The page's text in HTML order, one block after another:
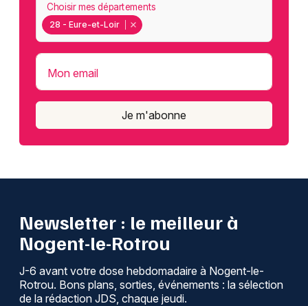
28 - Eure-et-Loir
Choisir mes départements
Mon email
Je m'abonne
Newsletter : le meilleur à
Nogent-le-Rotrou
J-6 avant votre dose hebdomadaire à Nogent-le-
Rotrou. Bons plans, sorties, événements : la sélection
de la rédaction JDS, chaque jeudi.